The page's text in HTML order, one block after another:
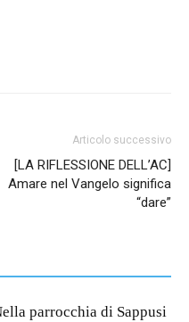
Articolo successivo
[LA RIFLESSIONE DELL’AC]
Amare nel Vangelo significa
“dare”
parrocchia di Sappusi